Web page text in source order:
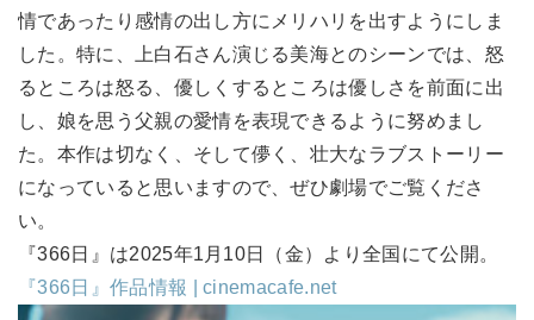
情であったり感情の出し方にメリハリを出すようにしま
した。特に、上白石さん演じる美海とのシーンでは、怒
るところは怒る、優しくするところは優しさを前面に出
し、娘を思う父親の愛情を表現できるように努めまし
た。本作は切なく、そして儚く、壮大なラブストーリー
になっていると思いますので、ぜひ劇場でご覧くださ
い。
『366日』は2025年1月10日（金）より全国にて公開。
『366日』作品情報 | cinemacafe.net